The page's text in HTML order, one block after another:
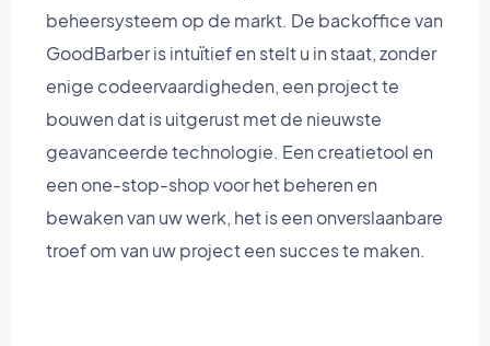
beheersysteem op de markt. De backoffice van
GoodBarber is intuïtief en stelt u in staat, zonder
enige codeervaardigheden, een project te
bouwen dat is uitgerust met de nieuwste
geavanceerde technologie. Een creatietool en
een one-stop-shop voor het beheren en
bewaken van uw werk, het is een onverslaanbare
troef om van uw project een succes te maken.